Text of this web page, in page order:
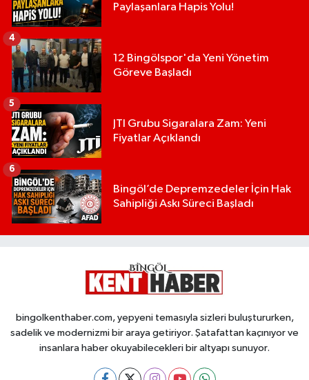
Paylaşanlara Hapis Yolu!
12 Bingölspor'da Yeni Yönetim
Göreve Başladı
4
JTI Grubu Sigaralara Zam: Yeni
Fiyatlar Açıklandı
5
Bingöl’de Depremzedeler İçin Hak
Sahipliği Askı Süreci Başladı
6
bingolkenthaber.com, yepyeni temasıyla sizleri buluştururken,
sadelik ve modernizmi bir araya getiriyor. Şatafattan kaçınıyor ve
insanlara haber okuyabilecekleri bir altyapı sunuyor.